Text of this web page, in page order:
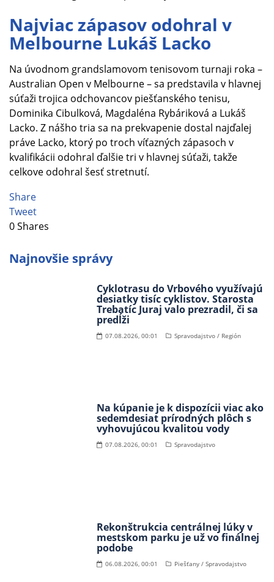
Najviac zápasov odohral v
Melbourne Lukáš Lacko
Na úvodnom grandslamovom tenisovom turnaji roka –
Australian Open v Melbourne – sa predstavila v hlavnej
súťaži trojica odchovancov piešťanského tenisu,
Dominika Cibulková, Magdaléna Rybáriková a Lukáš
Lacko. Z nášho tria sa na prekvapenie dostal najďalej
práve Lacko, ktorý po troch víťazných zápasoch v
kvalifikácii odohral ďalšie tri v hlavnej súťaži, takže
celkove odohral šesť stretnutí.
Share
Tweet
0Shares
Najnovšie správy
Cyklotrasu do Vrbového využívajú
desiatky tisíc cyklistov. Starosta
Trebatíc Juraj valo prezradil, či sa
predĺži
07.08.2026, 00:01 Spravodajstvo / Región
Na kúpanie je k dispozícii viac ako
sedemdesiat prírodných plôch s
vyhovujúcou kvalitou vody
07.08.2026, 00:01 Spravodajstvo
Rekonštrukcia centrálnej lúky v
mestskom parku je už vo finálnej
podobe
06.08.2026, 00:01 Piešťany / Spravodajstvo